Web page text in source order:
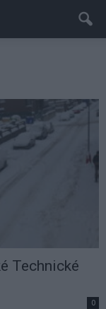
Technické
0